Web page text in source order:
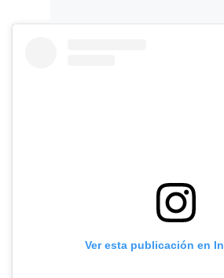
Ver esta publicación en